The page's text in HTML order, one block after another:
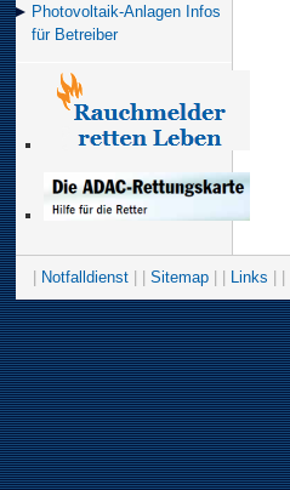
Photovoltaik-Anlagen Infos
für Betreiber
Notfalldienst Sitemap Links